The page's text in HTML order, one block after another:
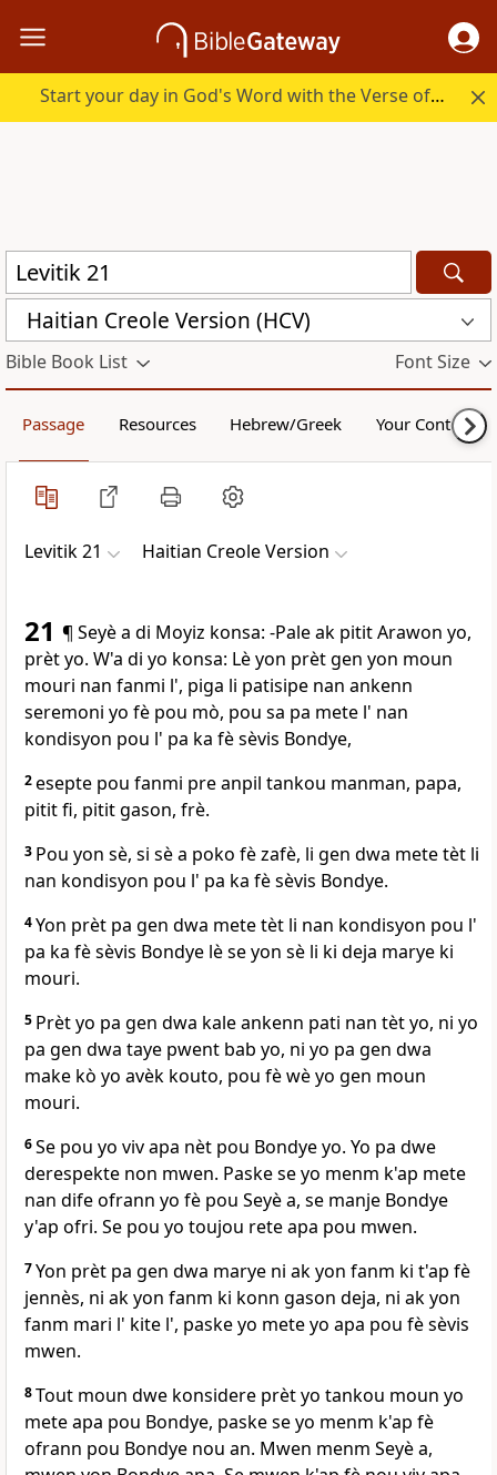
Start your day in God's Word with the Verse of the Day.
Haitian Creole Version (HCV)
Bible Book List Font Size
Passage Resources Hebrew/Greek Your Content
Levitik 21 Haitian Creole Version
21 ¶ Seyè a di Moyiz konsa: -Pale ak pitit Arawon yo,
prèt yo. W'a di yo konsa: Lè yon prèt gen yon moun
mouri nan fanmi l', piga li patisipe nan ankenn
seremoni yo fè pou mò, pou sa pa mete l' nan
kondisyon pou l' pa ka fè sèvis Bondye,
2esepte pou fanmi pre anpil tankou manman, papa,
pitit fi, pitit gason, frè.
3 Pou yon sè, si sè a poko fè zafè, li gen dwa mete tèt li
nan kondisyon pou l' pa ka fè sèvis Bondye.
4Yon prèt pa gen dwa mete tèt li nan kondisyon pou l'
pa ka fè sèvis Bondye lè se yon sè li ki deja marye ki
mouri.
5 Prèt yo pa gen dwa kale ankenn pati nan tèt yo, ni yo
pa gen dwa taye pwent bab yo, ni yo pa gen dwa
make kò yo avèk kouto, pou fè wè yo gen moun
mouri.
6Se pou yo viv apa nèt pou Bondye yo. Yo pa dwe
derespekte non mwen. Paske se yo menm k'ap mete
nan dife ofrann yo fè pou Seyè a, se manje Bondye
y'ap ofri. Se pou yo toujou rete apa pou mwen.
7Yon prèt pa gen dwa marye ni ak yon fanm ki t'ap fè
jennès, ni ak yon fanm ki konn gason deja, ni ak yon
fanm mari l' kite l', paske yo mete yo apa pou fè sèvis
mwen.
8Tout moun dwe konsidere prèt yo tankou moun yo
mete apa pou Bondye, paske se yo menm k'ap fè
ofrann pou Bondye nou an. Mwen menm Seyè a,